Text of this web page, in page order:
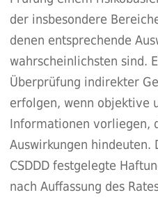
der insbesondere
denen entsprechende
wahrscheinlichsten sind.
Überprüfung indirekter
erfolgen, wenn objektive
Informationen vorliegen,
Auswirkungen hindeuten.
CSDDD festgelegte
nach Auffassung des